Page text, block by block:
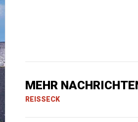
MEHR
REISSECK